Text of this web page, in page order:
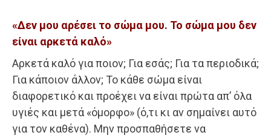
«Δεν μου αρέσει το σώμα μου. Το σώμα μου δεν
είναι αρκετά καλό»
Αρκετά καλό για ποιον; Για εσάς; Για τα περιοδικά;
Για κάποιον άλλον; Το κάθε σώμα είναι
διαφορετικό και προέχει να είναι πρώτα απ’ όλα
υγιές και μετά «όμορφο» (ό,τι κι αν σημαίνει αυτό
για τον καθένα). Μην προσπαθήσετε να